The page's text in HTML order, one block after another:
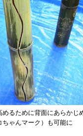
るために背面にあらか
ちゃんマーク）も可能に